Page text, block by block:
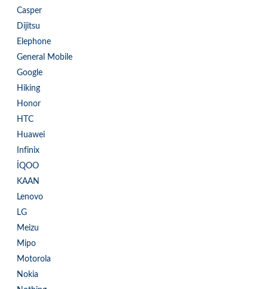
Casper
Dijitsu
Elephone
General Mobile
Google
Hiking
Honor
HTC
Huawei
Infinix
İQOO
KAAN
Lenovo
LG
Meizu
Mipo
Motorola
Nokia